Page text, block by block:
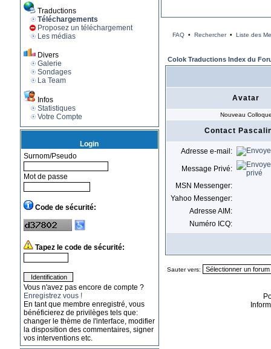
Traductions
Téléchargements
Proposez un téléchargement
Les médias
Divers
Galerie
Sondages
La Team
Infos
Statistiques
Votre Compte
Login
Surnom/Pseudo
Mot de passe
Code de sécurité:
Tapez le code de sécurité:
Vous n'avez pas encore de compte ?
Enregistrez vous !
En tant que membre enregistré, vous
bénéficierez de privilèges tels que:
changer le thème de l'interface, modifier
la disposition des commentaires, signer
vos interventions etc.
FAQ• Rechercher• Liste des
Colok Traductions Index du
Avatar
Nouveau
Contact
Adresse e-mail:
Message Privé:
MSN Messenger:
Yahoo Messenger:
Adresse AIM:
Numéro ICQ:
Sauter vers: